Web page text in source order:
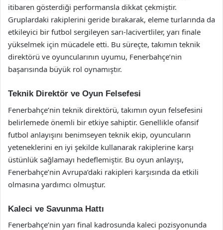
itibaren gösterdiği performansla dikkat çekmiştir.
Gruplardaki rakiplerini geride bırakarak, eleme turlarında da
etkileyici bir futbol sergileyen sarı-lacivertliler, yarı finale
yükselmek için mücadele etti. Bu süreçte, takımın teknik
direktörü ve oyuncularının uyumu, Fenerbahçe’nin
başarısında büyük rol oynamıştır.
Teknik Direktör ve Oyun Felsefesi
Fenerbahçe’nin teknik direktörü, takımın oyun felsefesini
belirlemede önemli bir etkiye sahiptir. Genellikle ofansif
futbol anlayışını benimseyen teknik ekip, oyuncuların
yeteneklerini en iyi şekilde kullanarak rakiplerine karşı
üstünlük sağlamayı hedeflemiştir. Bu oyun anlayışı,
Fenerbahçe’nin Avrupa’daki rakipleri karşısında da etkili
olmasına yardımcı olmuştur.
Kaleci ve Savunma Hattı
Fenerbahçe’nin yarı final kadrosunda kaleci pozisyonunda